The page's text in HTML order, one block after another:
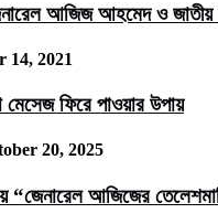
আজিজ আহমেদ ও জাতীয়
14, 2021
মেসেজ ফিরে পাওয়ার উপায়
20, 2025
“জেনারেল আজিজের